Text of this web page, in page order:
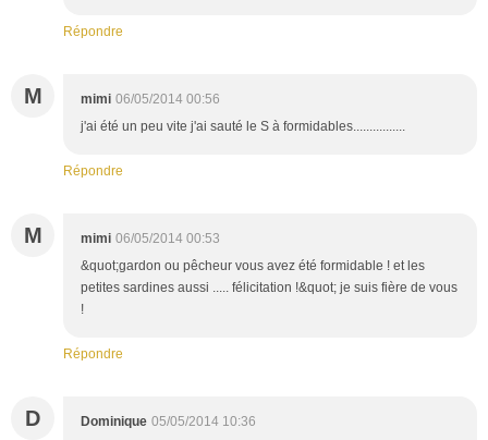
Répondre
M mimi 06/05/2014 00:56
j'ai été un peu vite j'ai sauté le S à formidables................
Répondre
M mimi 06/05/2014 00:53
&quot;gardon ou pêcheur vous avez été formidable ! et les
petites sardines aussi ..... félicitation !&quot; je suis fière de vous
!
Répondre
D Dominique 05/05/2014 10:36